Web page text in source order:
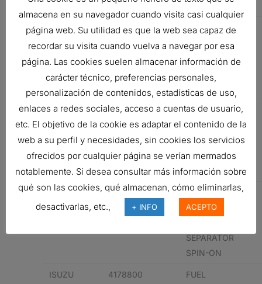
SPIN-ON
ISUZU KSP0281
FUEL
FILTER,
WATER
SEPARATOR
SPIN-ON
94051085
FUEL
FILTER,
WATER
SEPARATOR
SPIN-ON
ISUZU 94051085
FUEL
FILTER,
SEPARATOR
SPIN-ON
ISUZU 4178800
FUEL
almacena en su navegador cuando visita casi cualquier
página web. Su utilidad es que la web sea capaz de
recordar su visita cuando vuelva a navegar por esa
página. Las cookies suelen almacenar información de
carácter técnico, preferencias personales,
personalización de contenidos, estadísticas de uso,
enlaces a redes sociales, acceso a cuentas de usuario,
etc. El objetivo de la cookie es adaptar el contenido de la
web a su perfil y necesidades, sin cookies los servicios
ofrecidos por cualquier página se verían mermados
notablemente. Si desea consultar más información sobre
qué son las cookies, qué almacenan, cómo eliminarlas,
desactivarlas, etc.,
+ INFO ACEPTO